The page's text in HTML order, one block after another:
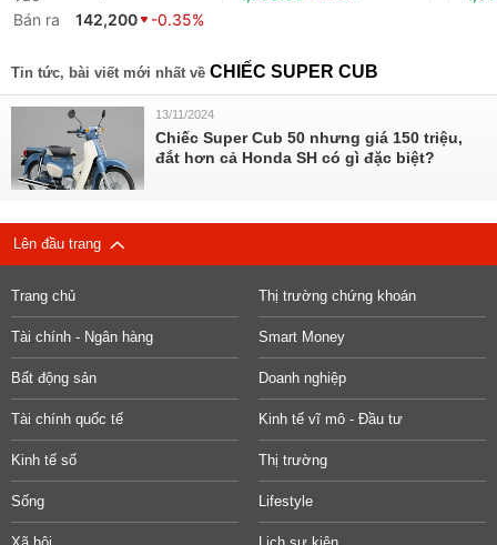
Bán ra
142,200 -0.35%
Tin tức, bài viết mới nhất về CHIẾC SUPER CUB
13/11/2024
Chiếc Super Cub 50 nhưng giá 150 triệu,
đắt hơn cả Honda SH có gì đặc biệt?
Lên đầu trang
Trang chủ Thị trường chứng khoán
Tài chính - Ngân hàng Smart Money
Bất động sản Doanh nghiệp
Tài chính quốc tế Kinh tế vĩ mô - Đầu tư
Kinh tế số Thị trường
Sống Lifestyle